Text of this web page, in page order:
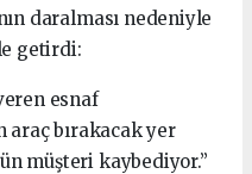
daralması nedeniyle
getirdi:
esnaf
bırakacak yer
müşteri kaybediyor.”